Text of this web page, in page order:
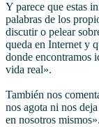
Y parece que estas
palabras de los
discutir o pelear
queda en Internet y
donde encontramos
vida real».
También nos
nos agota ni nos
en nosotros mismos».